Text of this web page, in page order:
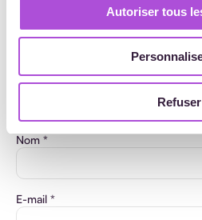
Autoriser tous
Refuser
Commentaire*
Nom *
E-mail *